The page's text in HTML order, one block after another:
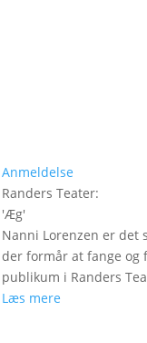
Anmeldelse
Randers Teater:
'Æg'
Nanni Lorenzen er det
der formår at fange og
publikum i Randers
Læs mere